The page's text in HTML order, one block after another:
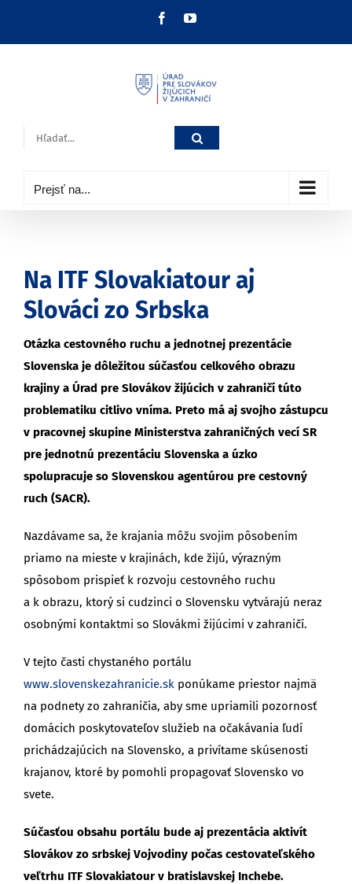
FacebookYouTube
Hľadať:
Prejsť na...
Na ITF Slovakiatour aj
Slováci zo Srbska
Otázka cestovného ruchu a jednotnej prezentácie
Slovenska je dôležitou súčasťou celkového obrazu
krajiny a Úrad pre Slovákov žijúcich v zahraničí túto
problematiku citlivo vníma. Preto má aj svojho zástupcu
v pracovnej skupine Ministerstva zahraničných vecí SR
pre jednotnú prezentáciu Slovenska a úzko
spolupracuje so Slovenskou agentúrou pre cestovný
ruch (SACR).
Nazdávame sa, že krajania môžu svojim pôsobením
priamo na mieste v krajinách, kde žijú, výrazným
spôsobom prispieť k rozvoju cestovného ruchu
a k obrazu, ktorý si cudzinci o Slovensku vytvárajú neraz
osobnými kontaktmi so Slovákmi žijúcimi v zahraničí.
V tejto časti chystaného portálu
www.slovenskezahranicie.sk ponúkame priestor najmä
na podnety zo zahraničia, aby sme upriamili pozornosť
domácich poskytovateľov služieb na očakávania ľudí
prichádzajúcich na Slovensko, a privítame skúsenosti
krajanov, ktoré by pomohli propagovať Slovensko vo
svete.
Súčasťou obsahu portálu bude aj prezentácia aktivít
Slovákov zo srbskej Vojvodiny počas cestovateľského
veľtrhu ITF Slovakiatour v bratislavskej Inchebe.